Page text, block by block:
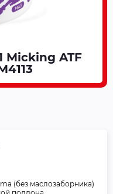
ATF
(без маслозаборника)